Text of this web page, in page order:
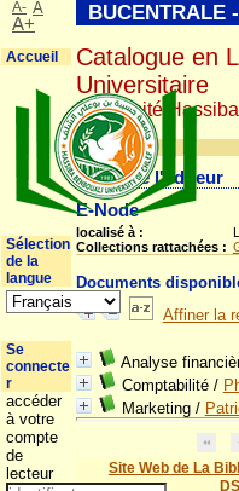
Détail de l'éditeur
E-Node
localisé à :
Collections rattachées :
Documents
Affiner la
Analyse
Comptabilité/
Marketing/
Site Web de La
BUCENTRALE
Catalogue en
Universitaire
Université
A- A
A+
Accueil
Sélection
de la
langue
Se
connecte
r
accéder
à votre
compte
de
lecteur